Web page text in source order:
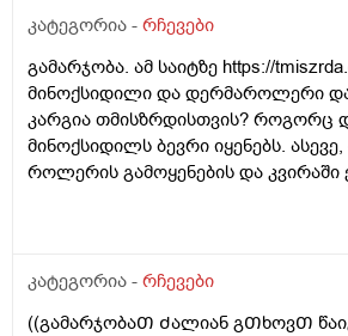
არაფერი არ მიგრძვნია, სეზონური
ზეზეულა ვიხდი; იშვიათად, რომ ამ
წამალი დამჭირდეს. სიმაღლით 193-
დაახლოებით 77 კგ, ჭარბი წონა
მაწუხებდა, ჩემი წონა 80 კგ
მაინტერესებს: 1.ბავშვობიდან ბევრ
ხილს 1 კგ-ს, ზოგჯერ ცოტა მეტსაც
დან 2,5 კგ-მდე შევჭამო ხილი,
ყოველთვის კარგად ვგრძნობ,
კატეგორია - რჩევები
გამარჯობა. ამ საიტზე https://
მინოქსიდილი და დერმაროლერი
კარგია თმისზრდისთვის? როგორც
მინოქსიდილს ბევრი იყენებს.
როლერის გამოყენების და
კატეგორია - რჩევები
((გამარჯობაᲗ Ძალიან გᲗხოვᲗ